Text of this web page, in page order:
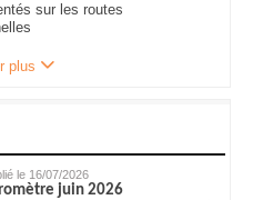
sur les routes
plus
le 16/07/2026
juin 2026